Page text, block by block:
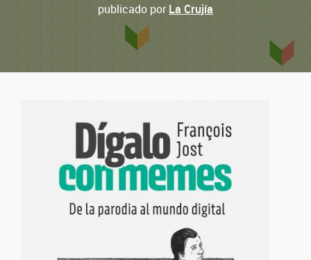
publicado porLa Crujía